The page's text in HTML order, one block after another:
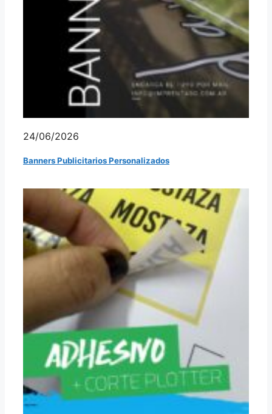
24/06/2026
Banners Publicitarios Personalizados